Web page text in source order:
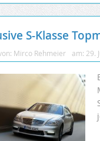
S-Klasse
Mirco Rehmeier am: 29.